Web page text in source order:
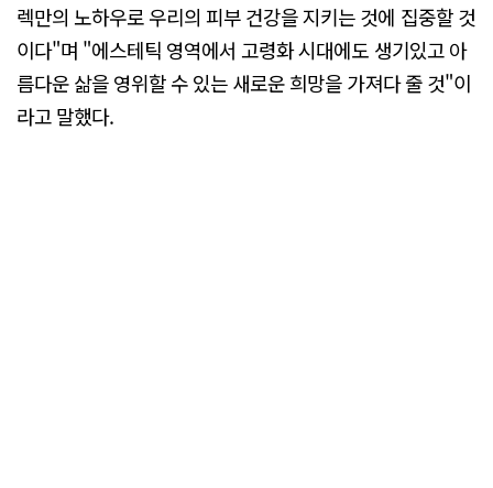
렉만의 노하우로 우리의 피부 건강을 지키는 것에 집중할 것
이다"며 "에스테틱 영역에서 고령화 시대에도 생기있고 아
름다운 삶을 영위할 수 있는 새로운 희망을 가져다 줄 것"이
라고 말했다.